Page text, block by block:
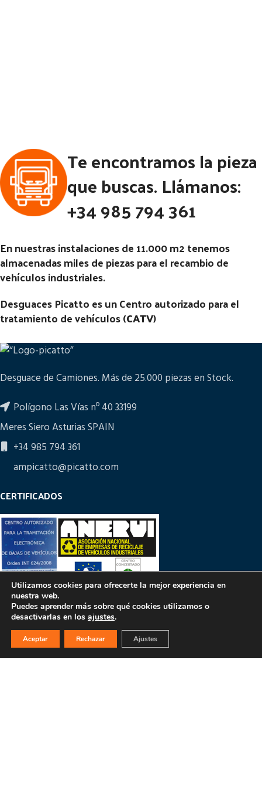
Te encontramos la pieza
que buscas. Llámanos:
+34 985 794 361
En nuestras instalaciones de 11.000 m2 tenemos
almacenadas miles de piezas para el recambio de
vehículos industriales.
Desguaces Picatto es un Centro autorizado para el
tratamiento de vehículos (CATV)
Desguace de Camiones. Más de 25.000 piezas en Stock.
Polígono Las Vías nº 40 33199
Meres Siero Asturias SPAIN
+34 985 794 361
ampicatto@picatto.com
CERTIFICADOS
PULSA PARA MÁS INFORMACIÓN
Utilizamos cookies para ofrecerte la mejor experiencia en
nuestra web.
Puedes aprender más sobre qué cookies utilizamos o
desactivarlas en los ajustes.
Aceptar Rechazar Ajustes